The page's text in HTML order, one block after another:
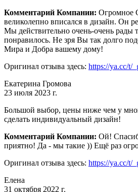
Комментарий Компании:
великолепно вписался в дизайн. Он
Мы действительно очень-очень рады
понравилось. Не зря Вы так долго
Мира и Добра вашему дому!
Оригинал отзыва здесь: https://ya.cc/t/
Екатерина Громова
23 июля 2023 г.
Большой выбор, цены ниже чем у
сделать индивидуальный дизайн!
Комментарий Компании: Ой!
приятно! Да - мы такие )) Ещё раз
Оригинал отзыва здесь: https://ya.cc/t/
Елена
31 октября 2022 г.